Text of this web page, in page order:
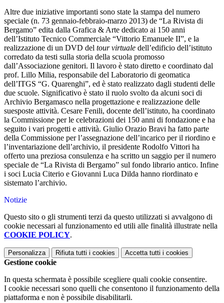
Altre due iniziative importanti sono state la stampa del numero
speciale (n. 73 gennaio-febbraio-marzo 2013) de “La Rivista di
Bergamo” edita dalla Grafica & Arte dedicato ai 150 anni
dell’Istituto Tecnico Commerciale “Vittorio Emanuele II”, e la
realizzazione di un DVD del tour virtuale dell’edificio dell’istituto
corredato da testi sulla storia della scuola promosso
dall’Associazione genitori. Il lavoro è stato diretto e coordinato dal
prof. Lillo Milia, responsabile del Laboratorio di geomatica
dell’ITGS “G. Quarenghi”, ed è stato realizzato dagli studenti delle
due scuole. Significativo è stato il ruolo svolto da alcuni soci di
Archivio Bergamasco nella progettazione e realizzazione delle
suesposte attività. Cesare Fenili, docente dell’istituto, ha coordinato
la Commissione per le celebrazioni dei 150 anni di fondazione e ha
seguito i vari progetti e attività. Giulio Orazio Bravi ha fatto parte
della Commissione per l’assegnazione dell’incarico per il riordino e
l’inventariazione dell’archivio, il presidente Rodolfo Vittori ha
offerto una preziosa consulenza e ha scritto un saggio per il numero
speciale de “La Rivista di Bergamo” sul fondo librario antico. Infine
i soci Lucia Citerio e Giovanni Luca Dilda hanno riordinato e
sistemato l’archivio.
Notizie
Questo sito o gli strumenti terzi da questo utilizzati si avvalgono di
cookie necessari al funzionamento ed utili alle finalità illustrate nella
COOKIE POLICY.
Personalizza Rifiuta tutti i cookies Accetta tutti i cookies
Gestione cookie
In questa schermata è possibile scegliere quali cookie consentire.
I cookie necessari sono quelli che consentono il funzionamento della
piattaforma e non è possibile disabilitarli.